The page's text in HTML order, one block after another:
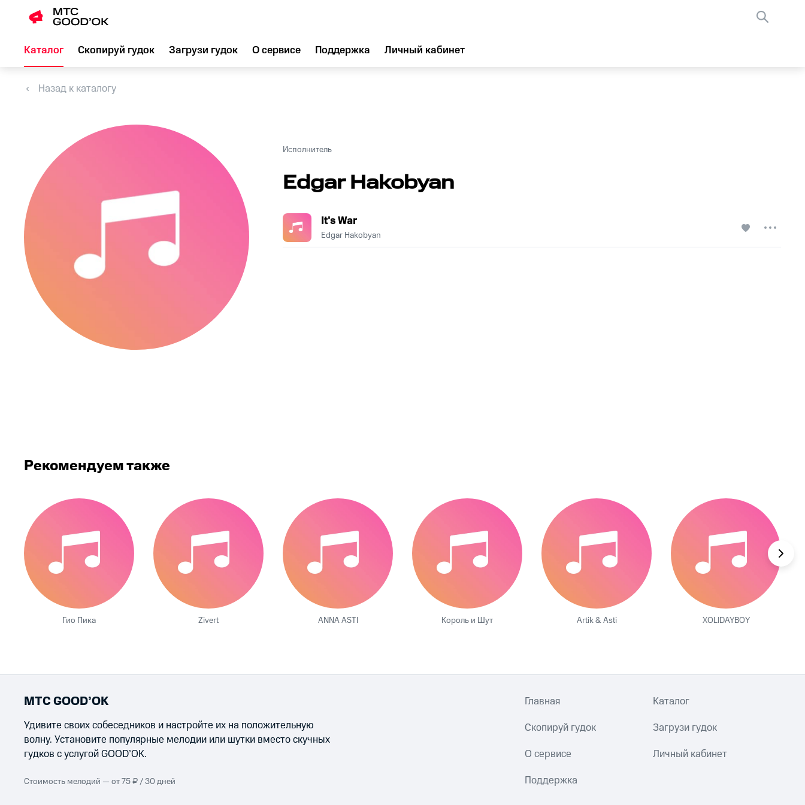
Каталог Скопируй гудок Загрузи гудок О сервисе Поддержка Личный кабинет
Назад к каталогу
Исполнитель
Edgar Hakobyan
It's War
Edgar Hakobyan
Рекомендуем также
Гио Пика Zivert ANNA ASTI Король и Шут Artik & Asti XOLIDAYBOY
МТС GOOD’OK
Удивите своих собеседников и настройте их на положительную
волну. Установите популярные мелодии или шутки вместо скучных
гудков с услугой GOOD’OK.
Стоимость мелодий — от 75 ₽ / 30 дней
Главная Каталог
Скопируй гудок Загрузи гудок
О сервисе Личный кабинет
Поддержка